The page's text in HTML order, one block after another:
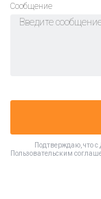
Cообщение
Подтверждаю, что с
Пользовательским